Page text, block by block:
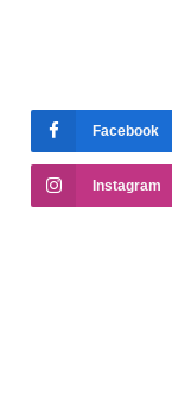
Facebook
Instagram